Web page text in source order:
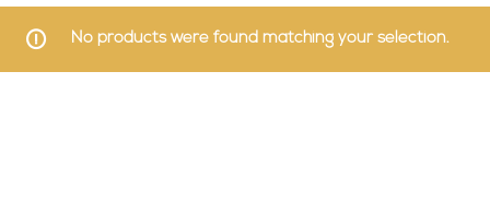
No products were found matching your selection.